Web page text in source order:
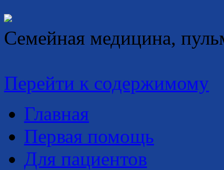
Семейная медицина,
Перейти к содержимому
Главная
Первая помощь
Для пациентов